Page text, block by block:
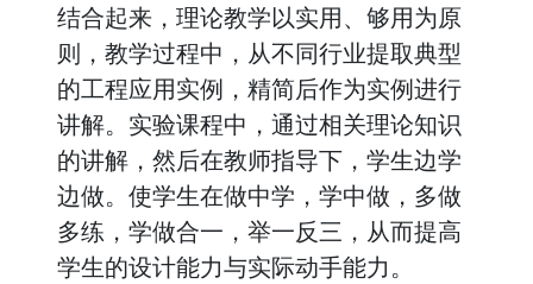
结合起来，理论教学以实用、够用为原
则，教学过程中，从不同行业提取典型
的工程应用实例，精简后作为实例进行
讲解。实验课程中，通过相关理论知识
的讲解，然后在教师指导下，学生边学
边做。使学生在做中学，学中做，多做
多练，学做合一，举一反三，从而提高
学生的设计能力与实际动手能力。